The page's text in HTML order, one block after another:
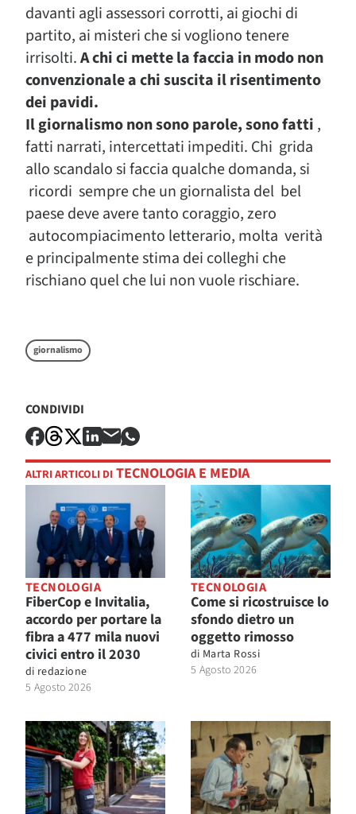
davanti agli assessori corrotti, ai giochi di
partito, ai misteri che si vogliono tenere
irrisolti.A chi ci mette la faccia in modo non
convenzionale a chi suscita il risentimento
dei pavidi.
Il giornalismo non sono parole, sono fatti ,
fatti narrati, intercettati impediti. Chi grida
allo scandalo si faccia qualche domanda, si
ricordi sempre che un giornalista del bel
paese deve avere tanto coraggio, zero
autocompiacimento letterario, molta verità
e principalmente stima dei colleghi che
rischiano quel che lui non vuole rischiare.
giornalismo
CONDIVIDI
ALTRI ARTICOLI DI TECNOLOGIA E MEDIA
TECNOLOGIA
FiberCop e Invitalia,
accordo per portare la
fibra a 477 mila nuovi
civici entro il 2030
di redazione
5 Agosto 2026
TECNOLOGIA
Come si ricostruisce lo
sfondo dietro un
oggetto rimosso
di Marta Rossi
5 Agosto 2026